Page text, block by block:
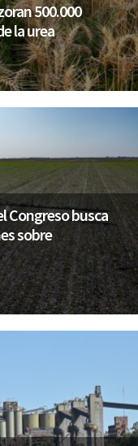
500.000
la urea
Congreso busca
sobre